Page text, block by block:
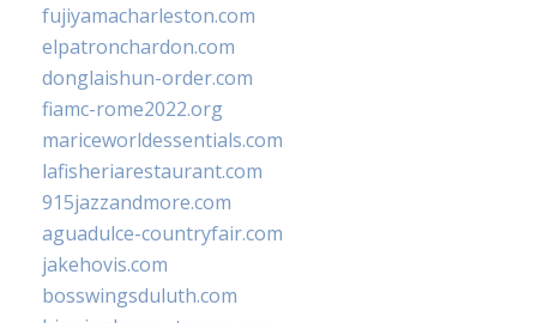
fujiyamacharleston.com
elpatronchardon.com
donglaishun-order.com
fiamc-rome2022.org
mariceworldessentials.com
lafisheriarestaurant.com
915jazzandmore.com
aguadulce-countryfair.com
jakehovis.com
bosswingsduluth.com